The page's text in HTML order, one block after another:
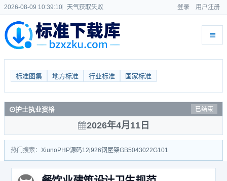
2026-08-09 10:39:10 天气获取失败 登录 用户注册
标准图集 地方标准 行业标准 国家标准
护士执业资格 已结束
2026年4月11日
热门搜索： Xiuno PHP源码12j926钢屋架GB5043022G101